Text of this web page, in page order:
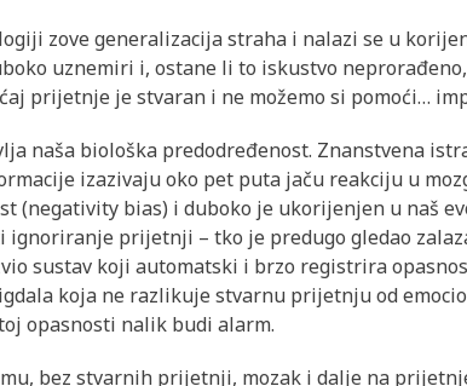
zove generalizacija straha i nalazi se u
uznemiri i, ostane li to iskustvo
prijetnje je stvaran i ne možemo si pomoći…
naša biološka predodređenost. Znanstvena
izazivaju oko pet puta jaču reakciju u
(negativity bias) i duboko je ukorijenjen u naš
prijetnji – tko je predugo gledao
sustav koji automatski i brzo registrira
koja ne razlikuje stvarnu prijetnju od
opasnosti nalik budi alarm.
bez stvarnih prijetnji, mozak i dalje na